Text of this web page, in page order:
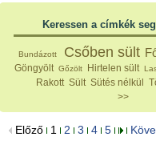
Keressen a címkék
Bundázott Csőben sült
Göngyölt Gőzölt Hirtelen sült
Rakott Sült Sütés nélkül
>>
Előző 1 2 3 4 5